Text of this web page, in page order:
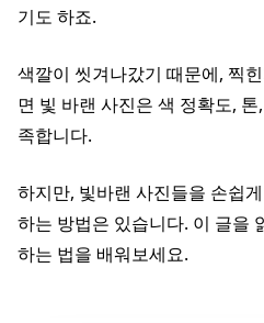
기도 하죠.
색깔이 씻겨나갔기 때문에, 찍
면 빛 바랜 사진은 색 정확도,
족합니다.
하지만, 빛바랜 사진들을 손쉽
하는 방법은 있습니다. 이 글을
하는 법을 배워보세요.